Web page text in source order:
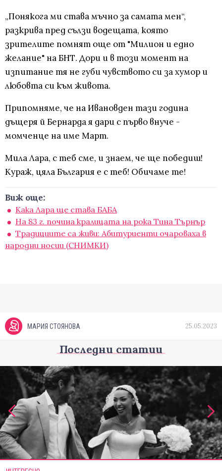
„Понякога ми става мъчно за самата мен“,
разкрива пред сълзи водещата, която
зрителите помнят още от "Милион и едно
желание" на БНТ. Дори и в този момент на
изпитание тя не губи чувството си за хумор и
любовта си към живота.
Припомняме, че на Ивановден тази година
дъщеря й Бернарда я дари с първо внуче -
момченце на име Март.
Мила Лара, с теб сме, и знаем, че ще победиш!
Кураж, цяла България е с теб! Обичаме те!
Виж още:
Kака Лара ще става БАБА
На 83 г. почина кралицата на рока Тина Търнър
Традициите са живи: Абитуриенти очароваха в
народни носии (СНИМКИ)
МАРИЯ СТОЯНОВА 25.05.2023
Последни статии